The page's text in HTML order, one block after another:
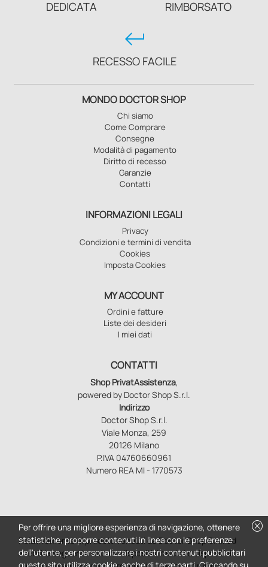
DEDICATA
RIMBORSATO
keyboard_return
RECESSO FACILE
MONDO DOCTOR SHOP
Chi siamo
Come Comprare
Consegne
Modalità di pagamento
Diritto di recesso
Garanzie
Contatti
INFORMAZIONI LEGALI
Privacy
Condizioni e termini di vendita
Cookies
Imposta Cookies
MY ACCOUNT
Ordini e fatture
Liste dei desideri
I miei dati
CONTATTI
Shop PrivatAssistenza,
powered by Doctor Shop S.r.l.
Indirizzo
Doctor Shop S.r.l.
Viale Monza, 259
20126 Milano
P.IVA 04760660961
Numero REA MI - 1770573
Relativamente ai prodotti venduti da Doctor Shop S.r.l. ed
aventi la seguente natura: dispositivi medici e dispositivi
cancel
Per offrire una migliore esperienza di navigazione, ottenere
statistiche, proporre contenuti in linea con le preferenze
dell'utente, per personalizzare i nostri contenuti pubblicitari